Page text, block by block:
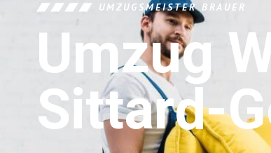
UMZUGSMEISTER BRAUER
Umzug
Sittard-